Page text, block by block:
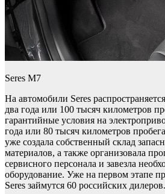
Seres M7
На автомобили Seres
два года или 100 тысяч километров
гарантийные условия на
года или 80 тысяч километров
уже создала собственный склад
материалов, а также организовала
сервисного персонала и завезла
оборудование. Уже на первом этапе
Seres займутся 60 российских дилеров.